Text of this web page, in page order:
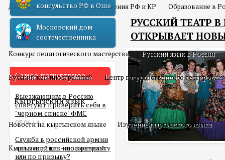
Двойное гражданство Отношения РФ и КР Образование в
Русский язык
Конкурс педагогического мастерства Русский язык в России
Русский как иностранный Центр государственного
Кыргызский язык
Новости на кыргызском языке Изучение кыргызского языка
Кыргызский как иностранный
консульство РФ в Оше
Московский дом
соотечественника
Самое популярное
Выезжающим в Россию
советуют проверить себя в
"черном списке" ФМС
03.06.14
Служба в российской армии
для мигранта – по контракту
или по призыву?
РУССКИЙ ТЕАТР
ОТКРЫВАЕТ